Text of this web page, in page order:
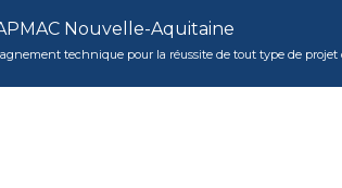
Nouvelle-Aquitaine
technique pour la réussite de tout type de